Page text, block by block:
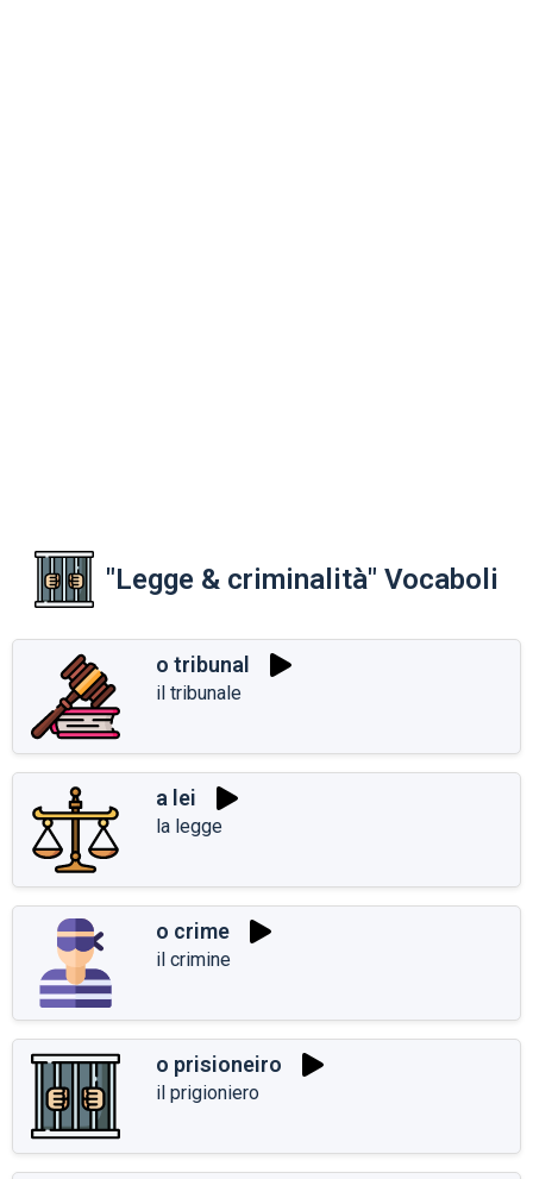
"Legge & criminalità" Vocaboli
o tribunal
il tribunale
a lei
la legge
o crime
il crimine
o prisioneiro
il prigioniero